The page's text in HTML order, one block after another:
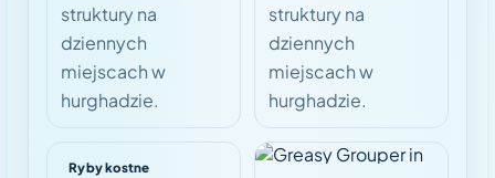
struktury na
dziennych
miejscach w
hurghadzie.
struktury na
dziennych
miejscach w
hurghadzie.
Ryby kostne